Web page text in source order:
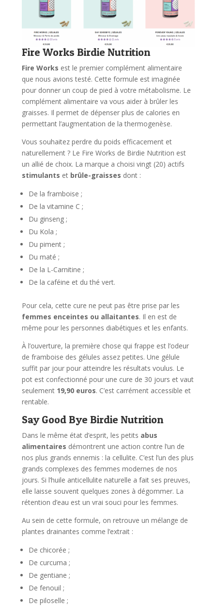
Fire Works Birdie Nutrition
Fire Works est le premier complément alimentaire
que nous avions testé. Cette formule est imaginée
pour donner un coup de pied à votre métabolisme. Le
complément alimentaire va vous aider à brûler les
graisses. Il permet de dépenser plus de calories en
permettant l’augmentation de la thermogenèse.
Vous souhaitez perdre du poids efficacement et
naturellement ? Le Fire Works de Birdie Nutrition est
un allié de choix. La marque a choisi vingt (20) actifs
stimulants et brûle-graisses dont :
De la framboise ;
De la vitamine C ;
Du ginseng ;
Du Kola ;
Du piment ;
Du maté ;
De la L-Carnitine ;
De la caféine et du thé vert.
Pour cela, cette cure ne peut pas être prise par les
femmes enceintes ou allaitantes. Il en est de
même pour les personnes diabétiques et les enfants.
À l’ouverture, la première chose qui frappe est l’odeur
de framboise des gélules assez petites. Une gélule
suffit par jour pour atteindre les résultats voulus. Le
pot est confectionné pour une cure de 30 jours et vaut
seulement 19,90 euros. C’est carrément accessible et
rentable.
Say Good Bye Birdie Nutrition
Dans le même état d’esprit, les petits abus
alimentaires démontrent une action contre l’un de
nos plus grands ennemis : la cellulite. C’est l’un des plus
grands complexes des femmes modernes de nos
jours. Si l’huile anticellulite naturelle a fait ses preuves,
elle laisse souvent quelques zones à dégommer. La
rétention d’eau est un vrai souci pour les femmes.
Au sein de cette formule, on retrouve un mélange de
plantes drainantes comme l’extrait :
De chicorée ;
De curcuma ;
De gentiane ;
De fenouil ;
De piloselle ;